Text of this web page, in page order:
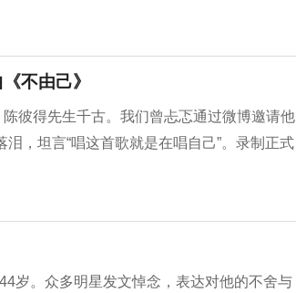
不由己》
彼得先生千古。我们曾忐忑通过微博邀请他
，坦言“唱这首歌就是在唱自己”。录制正式
岁。众多明星发文悼念，表达对他的不舍与